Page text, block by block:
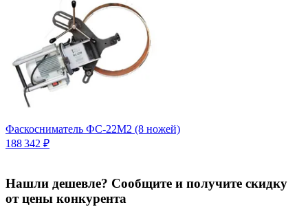
Фаскосниматель ФС-22М2 (8 ножей)
188 342 ₽
Нашли дешевле? Сообщите и получите скидку
от цены конкурента